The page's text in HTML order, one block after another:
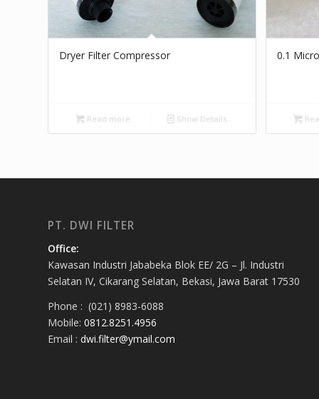
Dryer Filter Compressor
Read more Show Details
0.1
PT. DWI FILTER
Office:
Kawasan Industri Jababeka Blok EE/ 2G – Jl. Industri
Selatan IV, Cikarang Selatan, Bekasi, Jawa Barat 17530
Phone : (021) 8983-6088
Mobile: 0812.8251.4956
Email : dwi.filter@ymail.com